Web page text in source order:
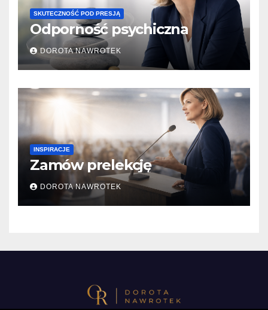
SKUTECZNOŚĆ POD PRESJĄ
Odporność psychiczna
DOROTA NAWROTEK
INSPIRACJE
Zamów prelekcję
DOROTA NAWROTEK